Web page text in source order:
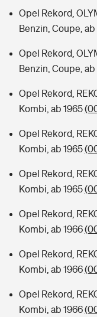
Opel Rekord,
Benzin, Coupe, ab
Opel Rekord,
Benzin, Coupe, ab
Opel Rekord,
Kombi, ab 1965
Opel Rekord,
Kombi, ab 1965
Opel Rekord,
Kombi, ab 1965
Opel Rekord,
Kombi, ab 1966
Opel Rekord,
Kombi, ab 1966
Opel Rekord,
Kombi, ab 1966